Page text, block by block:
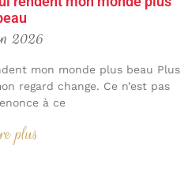
2026
mon monde plus beau Plus
regard change. Ce n’est pas
à ce
plus